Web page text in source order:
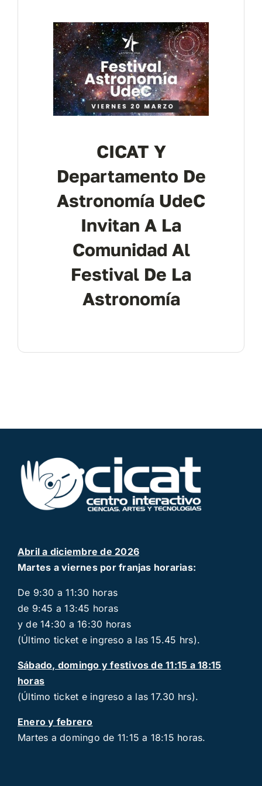
CICAT Y
Departamento De
Astronomía UdeC
Invitan A La
Comunidad Al
Festival De La
Astronomía
Abril a diciembre de 2026
Martes a viernes por franjas horarias:
De 9:30 a 11:30 horas
de 9:45 a 13:45 horas
y de 14:30 a 16:30 horas
(Último ticket e ingreso a las 15.45 hrs).
Sábado, domingo y festivos de 11:15 a 18:15
horas
(Último ticket e ingreso a las 17.30 hrs).
Enero y febrero
Martes a domingo de 11:15 a 18:15 horas.